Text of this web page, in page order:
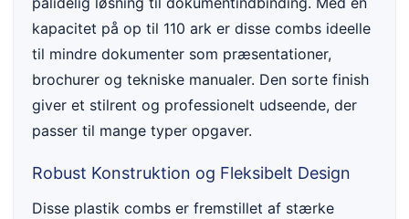
kapacitet på op til 110 ark er disse combs ideelle
til mindre dokumenter som præsentationer,
brochurer og tekniske manualer. Den sorte finish
giver et stilrent og professionelt udseende, der
passer til mange typer opgaver.
Robust Konstruktion og Fleksibelt Design
Disse plastik combs er fremstillet af stærke